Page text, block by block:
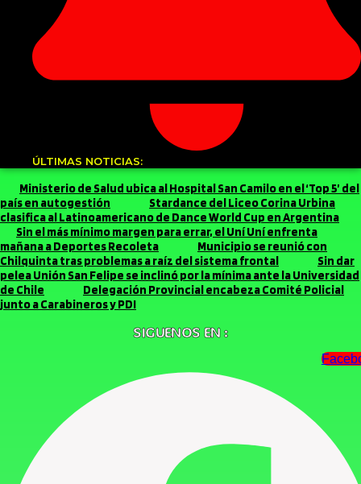
ÚLTIMAS NOTICIAS:
Ministerio de Salud ubica al Hospital San Camilo en el ‘Top 5’ del
país en autogestión
Stardance del Liceo Corina Urbina
clasifica al Latinoamericano de Dance World Cup en Argentina
Sin el más mínimo margen para errar, el Uní Uní enfrenta
mañana a Deportes Recoleta
Municipio se reunió con
Chilquinta tras problemas a raíz del sistema frontal
Sin dar
pelea Unión San Felipe se inclinó por la mínima ante la Universidad
de Chile
Delegación Provincial encabeza Comité Policial
junto a Carabineros y PDI
SIGUENOS EN :